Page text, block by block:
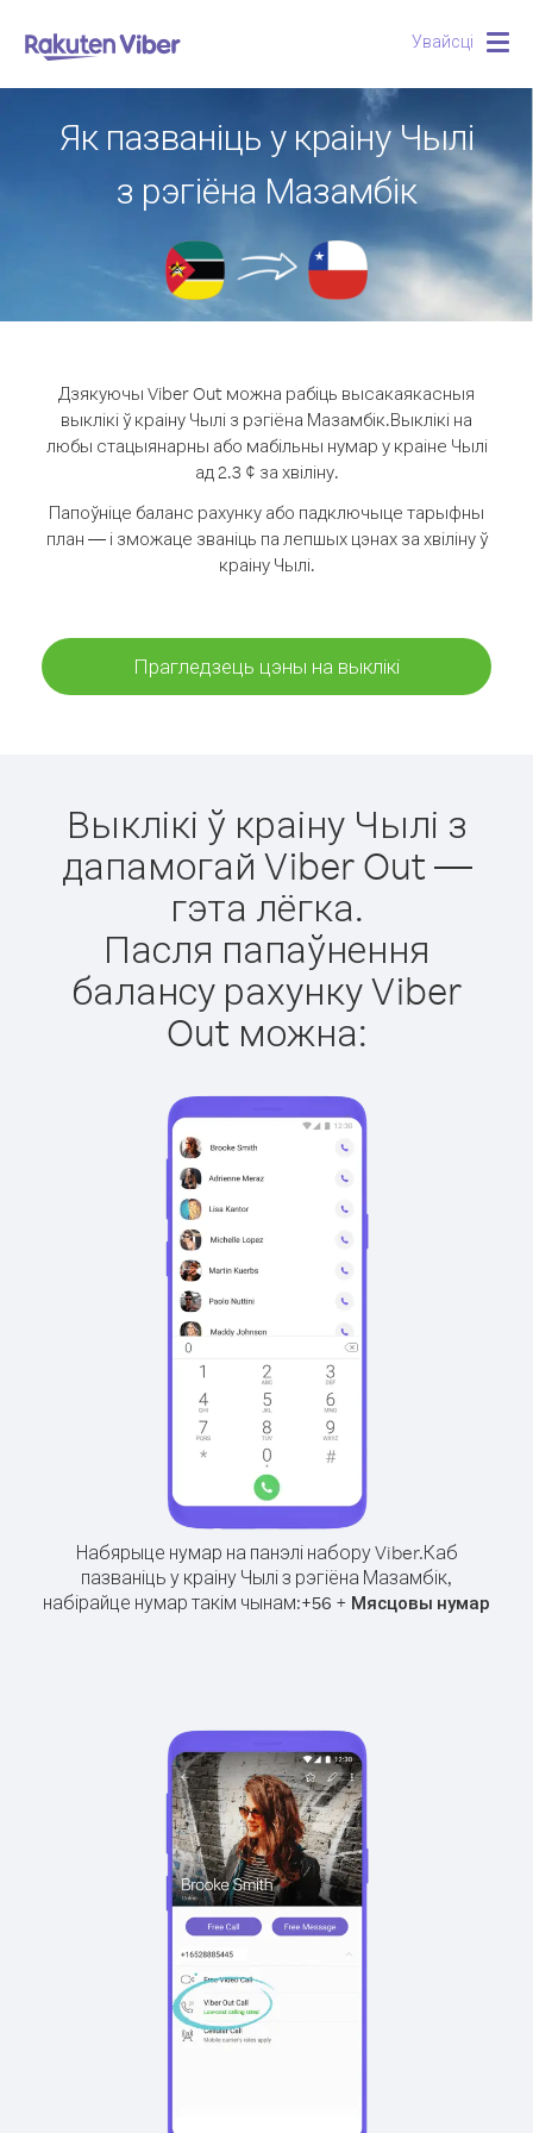
Увайсці
Як пазваніць у краіну Чылі
з рэгіёна Мазамбік
Дзякуючы Viber Out можна рабіць высакаякасныя
выклікі ў краіну Чылі з рэгіёна Мазамбік.Выклікі на
любы стацыянарны або мабільны нумар у краіне Чылі
ад 2.3 ¢ за хвіліну.
Папоўніце баланс рахунку або падключыце тарыфны
план — і зможаце званіць па лепшых цэнах за хвіліну ў
краіну Чылі.
Прагледзець цэны на выклікі
Выклікі ў краіну Чылі з
дапамогай Viber Out —
гэта лёгка.
Пасля папаўнення
балансу рахунку Viber
Out можна:
Набярыце нумар на панэлі набору Viber.Каб
пазваніць у краіну Чылі з рэгіёна Мазамбік,
набірайце нумар такім чынам:+56 + Мясцовы нумар